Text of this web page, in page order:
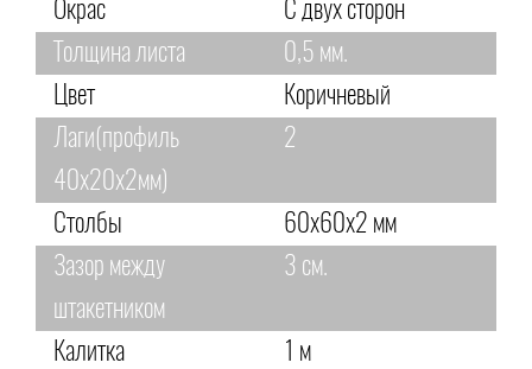
Окрас
С двух сторон
Толщина листа
0,5 мм.
Цвет
Коричневый
Лаги(профиль
40х20х2мм)
2
Столбы
60х60х2 мм
Зазор между
штакетником
3 см.
Калитка
1 м